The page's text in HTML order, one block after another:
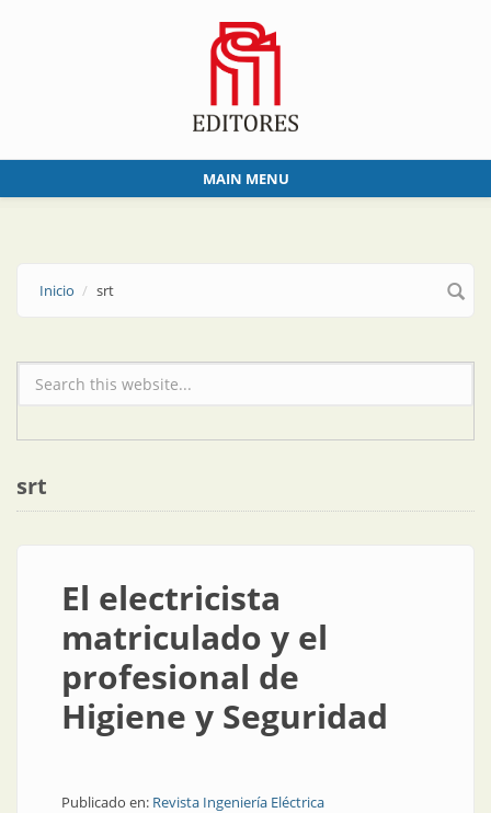
MAIN MENU
Inicio srt
Formulario de búsqueda
srt
El electricista
matriculado y el
profesional de
Higiene y Seguridad
Publicado en: Revista Ingeniería Eléctrica